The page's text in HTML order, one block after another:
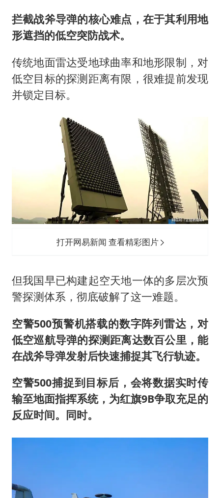
拦截战斧导弹的核心难点，在于其利用地
形遮挡的低空突防战术。
传统地面雷达受地球曲率和地形限制，对
低空目标的探测距离有限，很难提前发现
并锁定目标。
打开网易新闻 查看精彩图片
但我国早已构建起空天地一体的多层次预
警探测体系，彻底破解了这一难题。
空警500预警机搭载的数字阵列雷达，对
低空巡航导弹的探测距离达数百公里，能
在战斧导弹发射后快速捕捉其飞行轨迹。
空警500捕捉到目标后，会将数据实时传
输至地面指挥系统，为红旗9B争取充足的
反应时间。同时。